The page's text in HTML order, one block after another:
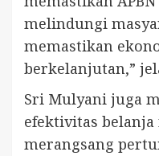
melindungi
memastikan
berkelanjutan,”
Sri Mulyani juga
efektivitas belanja
merangsang